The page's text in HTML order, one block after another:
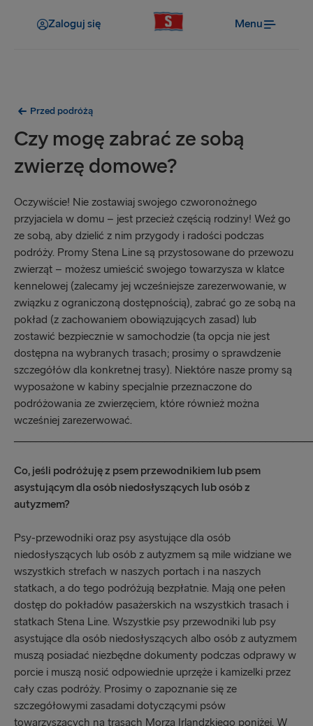
Zaloguj się Menu
Przed podróżą
Czy mogę zabrać ze sobą
zwierzę domowe?
Oczywiście! Nie zostawiaj swojego czworonożnego
przyjaciela w domu – jest przecież częścią rodziny! Weź go
ze sobą, aby dzielić z nim przygody i radości podczas
podróży. Promy Stena Line są przystosowane do przewozu
zwierząt – możesz umieścić swojego towarzysza w klatce
kennelowej (zalecamy jej wcześniejsze zarezerwowanie, w
związku z ograniczoną dostępnością), zabrać go ze sobą na
pokład (z zachowaniem obowiązujących zasad) lub
zostawić bezpiecznie w samochodzie (ta opcja nie jest
dostępna na wybranych trasach; prosimy o sprawdzenie
szczegółów dla konkretnej trasy). Niektóre nasze promy są
wyposażone w kabiny specjalnie przeznaczone do
podróżowania ze zwierzęciem, które również można
wcześniej zarezerwować.
Co, jeśli podróżuję z psem przewodnikiem lub psem
asystującym dla osób niedosłyszących lub osób z
autyzmem?
Psy-przewodniki oraz psy asystujące dla osób
niedosłyszących lub osób z autyzmem są mile widziane we
wszystkich strefach w naszych portach i na naszych
statkach, a do tego podróżują bezpłatnie. Mają one pełen
dostęp do pokładów pasażerskich na wszystkich trasach i
statkach Stena Line. Wszystkie psy przewodniki lub psy
asystujące dla osób niedosłyszących albo osób z autyzmem
muszą posiadać niezbędne dokumenty podczas odprawy w
porcie i muszą nosić odpowiednie uprzęże i kamizelki przez
cały czas podróży. Prosimy o zapoznanie się ze
szczegółowymi zasadami dotyczącymi psów
towarzyszących na trasach Morza Irlandzkiego poniżej. W